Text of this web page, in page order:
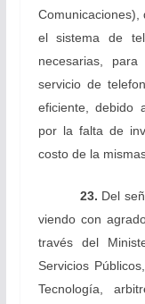
Comunicaciones),
el sistema de
necesarias,
servicio de
eficiente, debido
por la falta de
costo de la
23. Del
viendo con
través del
Servicios
Tecnología,